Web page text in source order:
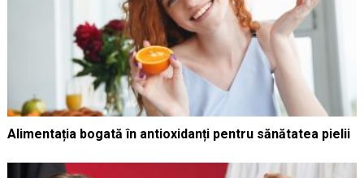
Alimentația bogată în antioxidanți pentru sănătatea pielii